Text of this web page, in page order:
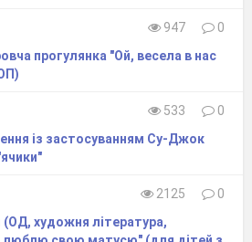
947
0
прогулянка "Ой, весела в нас
533
0
із застосуванням Су-Джок
2125
0
(ОД, художня література,